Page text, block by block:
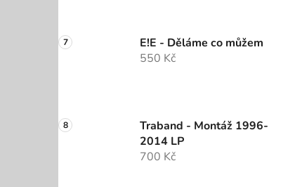
E!E - Děláme co můžem
550 Kč
Traband - Montáž 1996-
2014 LP
700 Kč